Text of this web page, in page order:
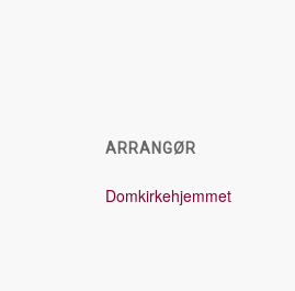
ARRANGØR
Domkirkehjemmet